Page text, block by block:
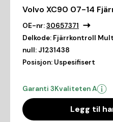
Volvo XC90 07-14
OE-nr:30657371
Delkode: Fjärrkontroll
null: J1231438
Posisjon: Uspesifisert
Garanti 3Kvaliteten A
Legg til